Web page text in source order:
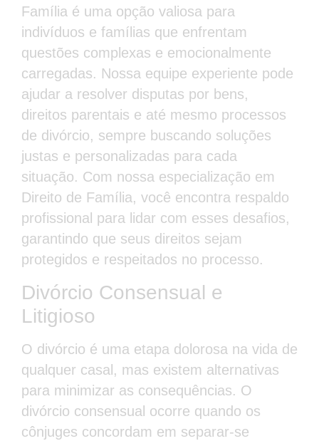
Família é uma opção valiosa para
indivíduos e famílias que enfrentam
questões complexas e emocionalmente
carregadas. Nossa equipe experiente pode
ajudar a resolver disputas por bens,
direitos parentais e até mesmo processos
de divórcio, sempre buscando soluções
justas e personalizadas para cada
situação. Com nossa especialização em
Direito de Família, você encontra respaldo
profissional para lidar com esses desafios,
garantindo que seus direitos sejam
protegidos e respeitados no processo.
Divórcio Consensual e
Litigioso
O divórcio é uma etapa dolorosa na vida de
qualquer casal, mas existem alternativas
para minimizar as consequências. O
divórcio consensual ocorre quando os
cônjuges concordam em separar-se